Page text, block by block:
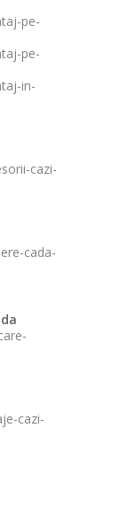
pe-
pe-
in-
cazi-
cada-
cazi-